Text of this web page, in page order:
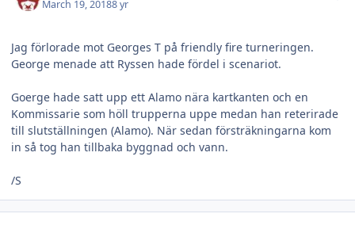
March 19, 20188 yr
Jag förlorade mot Georges T på friendly fire turneringen.
George menade att Ryssen hade fördel i scenariot.
Goerge hade satt upp ett Alamo nära kartkanten och en
Kommissarie som höll trupperna uppe medan han reterirade
till slutställningen (Alamo). När sedan försträkningarna kom
in så tog han tillbaka byggnad och vann.
/S